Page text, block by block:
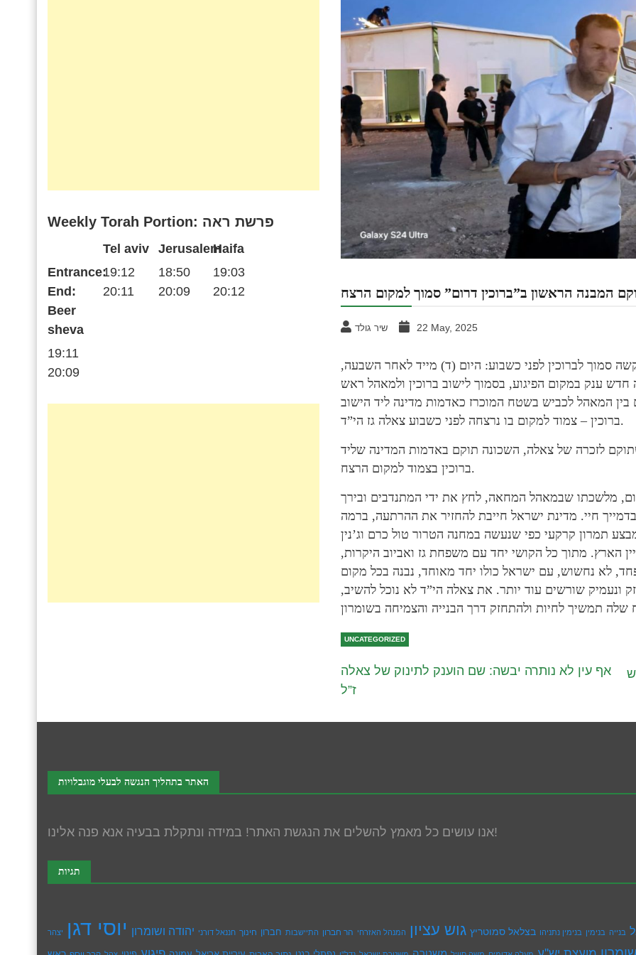
המבנה הראשון ב”ברוכין דרום” סמוך למקום הרצח
שיר גולד 22 May, 2025
סמוך לברוכין לפני כשבוע: היום (ד) מייד לאחר השבעה,
ענק במקום הפיגוע, בסמוך לישוב ברוכין ולמאהל ראש
המאהל לכביש בשטח המוכרז כאדמות מדינה ליד הישוב
ברוכין – צמוד למקום בו נרצחה לפני כשבוע צאלה גז הי”ד.
לזכרה של צאלה, השכונה תוקם באדמות המדינה שליד
ברוכין בצמוד למקום הרצח.
מלשכתו שבמאהל המחאה, לחץ את ידי המתנדבים ובירך
חיי. מדינת ישראל חייבת להחזיר את ההרתעה, ברמה
הארץ. מתוך כל הקושי יחד עם משפחת גז ואביוב היקרות,
לא נחשוש, עם ישראל כולו יחד מאוחד, נבנה בכל מקום
ונעמיק שורשים עוד יותר. את צאלה הי”ד לא נוכל להשיב,
UNCATEGORIZED
אף עין לא נותרה יבשה: שם הוענק לתינוק של צאלה
ז”ל
Weekly Torah Portion: פרשת ראה
Entrance:
End:
Tel aviv
19:12
20:11
Jerusalem
18:50
20:09
Haifa
19:03
20:12
Beer
sheva
19:11
20:09
האתר בתהליך הנגשה לבעלי מוגבלויות
אנו עושים כל מאמץ להשלים את הנגשת האתר! במידה ונתקלת בבעיה אנא פנה אלינו!
תגיות
בנייה בנימין בנימין נתניהו בצלאל סמוטריץ גוש עציון המנהל האזרחי הר חברון התיישבות חברון חינוך חננאל דורני יהודה ושומרון יוסי דגן יצהר